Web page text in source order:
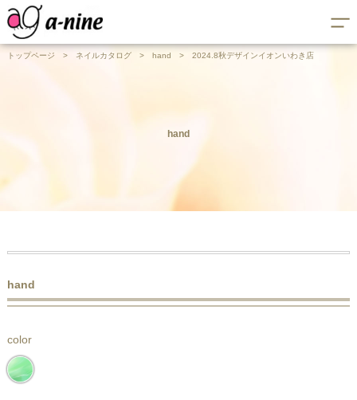
トップページ > ネイルカタログ > hand > 2024.8秋デザインイオンいわき店
hand
hand
color